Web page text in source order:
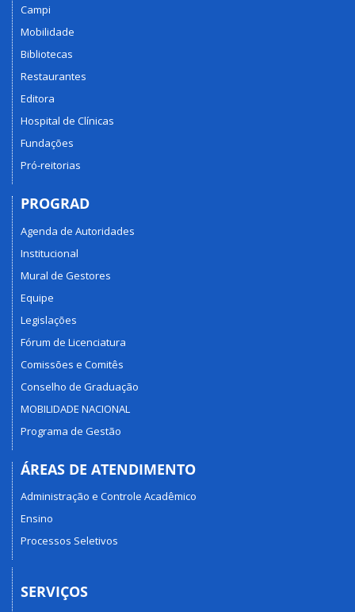
Campi
Mobilidade
Bibliotecas
Restaurantes
Editora
Hospital de Clínicas
Fundações
Pró-reitorias
PROGRAD
Agenda de Autoridades
Institucional
Mural de Gestores
Equipe
Legislações
Fórum de Licenciatura
Comissões e Comitês
Conselho de Graduação
MOBILIDADE NACIONAL
Programa de Gestão
ÁREAS DE ATENDIMENTO
Administração e Controle Acadêmico
Ensino
Processos Seletivos
SERVIÇOS